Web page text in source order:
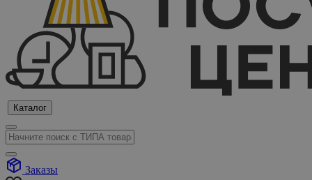
Каталог
Заказы